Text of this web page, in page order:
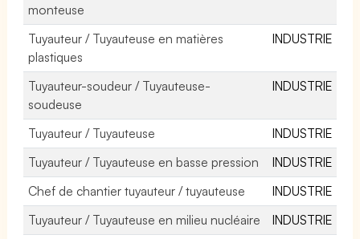
monteuse
Tuyauteur / Tuyauteuse en matières
plastiques
INDUSTRIE
Tuyauteur-soudeur / Tuyauteuse-
soudeuse
INDUSTRIE
Tuyauteur / Tuyauteuse
INDUSTRIE
Tuyauteur / Tuyauteuse en basse pression
INDUSTRIE
Chef de chantier tuyauteur / tuyauteuse
INDUSTRIE
Tuyauteur / Tuyauteuse en milieu nucléaire
INDUSTRIE